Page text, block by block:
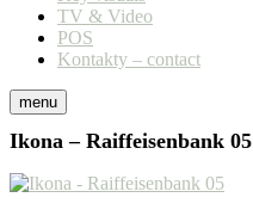
TV & Video
POS
Kontakty – contact
menu
Ikona – Raiffeisenbank 05